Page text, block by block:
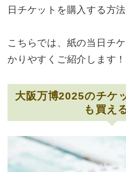
日チケットを購入する方
こちらでは、紙の当日チ
かりやすくご紹介します！
大阪万博2025のチケ
も買え